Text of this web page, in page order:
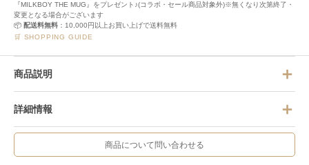
『MILKBOY THE MUG』をプレゼント♪(コラボ・セール商品対象外)※無くなり次第終了・
変更となる場合がございます
📦 配送料無料 ：10,000円以上お買い上げで送料無料
🛒 SHOPPING GUIDE
商品説明
詳細情報
商品について問い合わせる